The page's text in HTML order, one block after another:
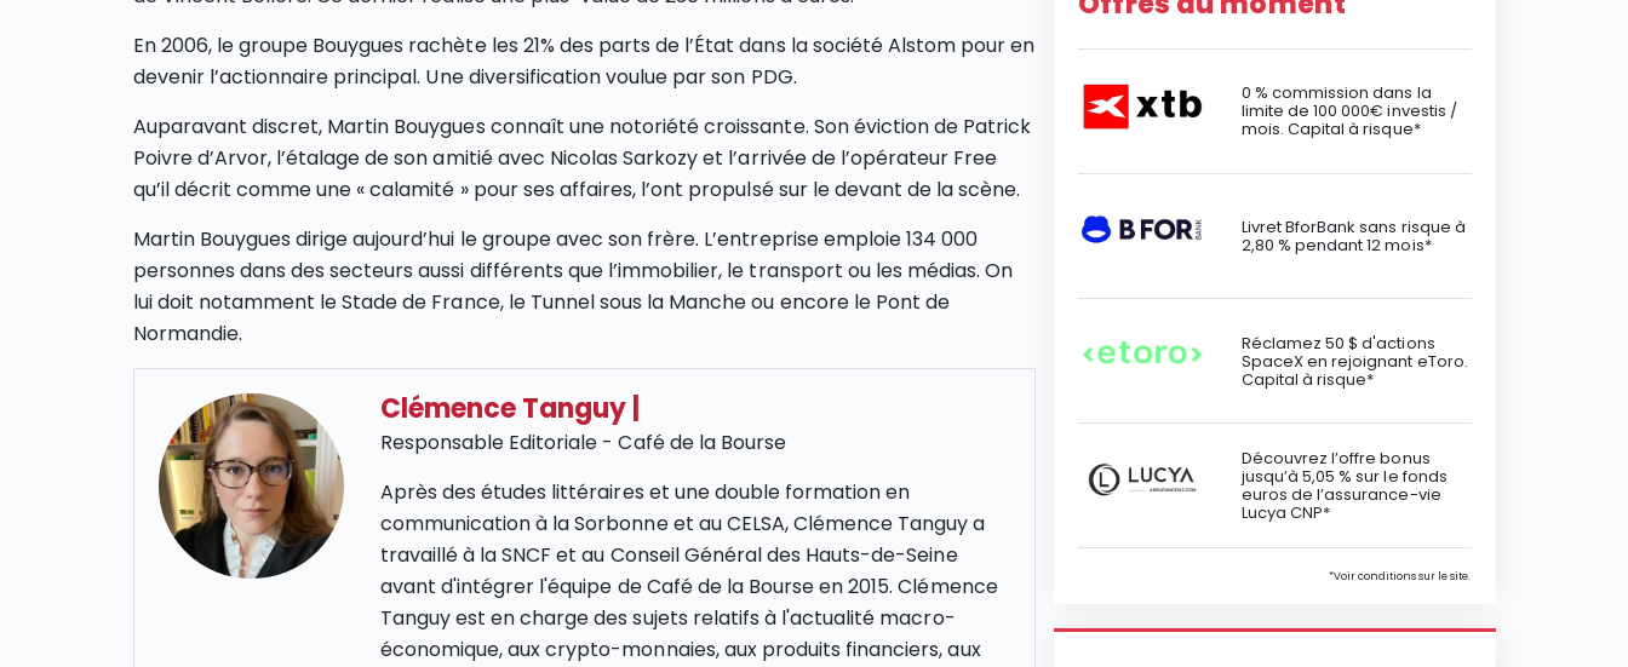
En 2006, le groupe Bouygues rachète les 21% des parts de l’État dans la société Alstom pour en
devenir l’actionnaire principal. Une diversification voulue par son PDG.
Auparavant discret, Martin Bouygues connaît une notoriété croissante. Son éviction de Patrick
Poivre d’Arvor, l’étalage de son amitié avec Nicolas Sarkozy et l’arrivée de l’opérateur Free
qu’il décrit comme une « calamité » pour ses affaires, l’ont propulsé sur le devant de la scène.
Martin Bouygues dirige aujourd’hui le groupe avec son frère. L’entreprise emploie 134 000
personnes dans des secteurs aussi différents que l’immobilier, le transport ou les médias. On
lui doit notamment le Stade de France, le Tunnel sous la Manche ou encore le Pont de
Normandie.
Clémence Tanguy
Responsable Editoriale - Café de la Bourse
Après des études littéraires et une double formation en
communication à la Sorbonne et au CELSA, Clémence Tanguy a
travaillé à la SNCF et au Conseil Général des Hauts-de-Seine
avant d'intégrer l'équipe de Café de la Bourse en 2015. Clémence
Tanguy est en charge des sujets relatifs à l'actualité macro-
économique, aux crypto-monnaies, aux produits financiers, aux
0 % commission dans la
limite de 100 000€ investis /
mois. Capital à risque*
Livret BforBank sans risque à
2,80 % pendant 12 mois*
Réclamez 50 $ d'actions
SpaceX en rejoignant eToro.
Capital à risque*
Découvrez l’offre bonus
jusqu’à 5,05 % sur le fonds
euros de l’assurance-vie
Lucya CNP*
*Voir conditions sur le site.